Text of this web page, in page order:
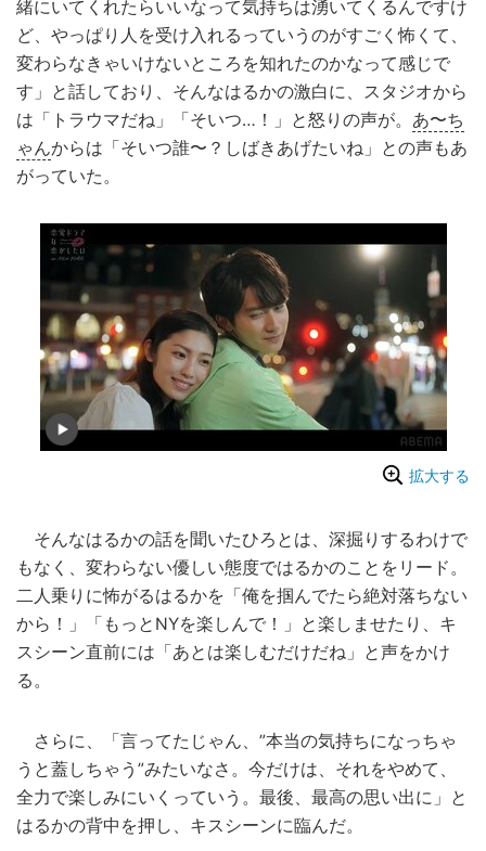
緒にいてくれたらいいなって気持ちは湧いてくるんですけ
ど、やっぱり人を受け入れるっていうのがすごく怖くて、
変わらなきゃいけないところを知れたのかなって感じで
す」と話しており、そんなはるかの激白に、スタジオから
は「トラウマだね」「そいつ…！」と怒りの声が。 あ〜ち
ゃんからは「そいつ誰〜？しばきあげたいね」との声もあ
がっていた。
拡大する
そんなはるかの話を聞いたひろとは、深掘りするわけで
もなく、変わらない優しい態度ではるかのことをリード。
二人乗りに怖がるはるかを「俺を掴んでたら絶対落ちない
から！」「もっとNYを楽しんで！」と楽しませたり、キ
スシーン直前には「あとは楽しむだけだね」と声をかけ
る。
さらに、「言ってたじゃん、”本当の気持ちになっちゃ
うと蓋しちゃう”みたいなさ。今だけは、それをやめて、
全力で楽しみにいくっていう。最後、最高の思い出に」と
はるかの背中を押し、キスシーンに臨んだ。